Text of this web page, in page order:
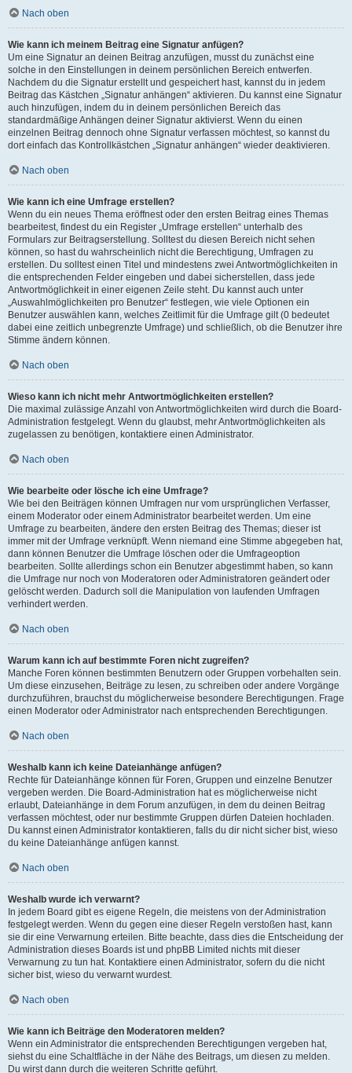
Nach oben
Wie kann ich meinem Beitrag eine Signatur anfügen?
Um eine Signatur an deinen Beitrag anzufügen, musst du zunächst eine
solche in den Einstellungen in deinem persönlichen Bereich entwerfen.
Nachdem du die Signatur erstellt und gespeichert hast, kannst du in jedem
Beitrag das Kästchen „Signatur anhängen“ aktivieren. Du kannst eine Signatur
auch hinzufügen, indem du in deinem persönlichen Bereich das
standardmäßige Anhängen deiner Signatur aktivierst. Wenn du einen
einzelnen Beitrag dennoch ohne Signatur verfassen möchtest, so kannst du
dort einfach das Kontrollkästchen „Signatur anhängen“ wieder deaktivieren.
Nach oben
Wie kann ich eine Umfrage erstellen?
Wenn du ein neues Thema eröffnest oder den ersten Beitrag eines Themas
bearbeitest, findest du ein Register „Umfrage erstellen“ unterhalb des
Formulars zur Beitragserstellung. Solltest du diesen Bereich nicht sehen
können, so hast du wahrscheinlich nicht die Berechtigung, Umfragen zu
erstellen. Du solltest einen Titel und mindestens zwei Antwortmöglichkeiten in
die entsprechenden Felder eingeben und dabei sicherstellen, dass jede
Antwortmöglichkeit in einer eigenen Zeile steht. Du kannst auch unter
„Auswahlmöglichkeiten pro Benutzer“ festlegen, wie viele Optionen ein
Benutzer auswählen kann, welches Zeitlimit für die Umfrage gilt (0 bedeutet
dabei eine zeitlich unbegrenzte Umfrage) und schließlich, ob die Benutzer ihre
Stimme ändern können.
Nach oben
Wieso kann ich nicht mehr Antwortmöglichkeiten erstellen?
Die maximal zulässige Anzahl von Antwortmöglichkeiten wird durch die Board-
Administration festgelegt. Wenn du glaubst, mehr Antwortmöglichkeiten als
zugelassen zu benötigen, kontaktiere einen Administrator.
Nach oben
Wie bearbeite oder lösche ich eine Umfrage?
Wie bei den Beiträgen können Umfragen nur vom ursprünglichen Verfasser,
einem Moderator oder einem Administrator bearbeitet werden. Um eine
Umfrage zu bearbeiten, ändere den ersten Beitrag des Themas; dieser ist
immer mit der Umfrage verknüpft. Wenn niemand eine Stimme abgegeben hat,
dann können Benutzer die Umfrage löschen oder die Umfrageoption
bearbeiten. Sollte allerdings schon ein Benutzer abgestimmt haben, so kann
die Umfrage nur noch von Moderatoren oder Administratoren geändert oder
gelöscht werden. Dadurch soll die Manipulation von laufenden Umfragen
verhindert werden.
Nach oben
Warum kann ich auf bestimmte Foren nicht zugreifen?
Manche Foren können bestimmten Benutzern oder Gruppen vorbehalten sein.
Um diese einzusehen, Beiträge zu lesen, zu schreiben oder andere Vorgänge
durchzuführen, brauchst du möglicherweise besondere Berechtigungen. Frage
einen Moderator oder Administrator nach entsprechenden Berechtigungen.
Nach oben
Weshalb kann ich keine Dateianhänge anfügen?
Rechte für Dateianhänge können für Foren, Gruppen und einzelne Benutzer
vergeben werden. Die Board-Administration hat es möglicherweise nicht
erlaubt, Dateianhänge in dem Forum anzufügen, in dem du deinen Beitrag
verfassen möchtest, oder nur bestimmte Gruppen dürfen Dateien hochladen.
Du kannst einen Administrator kontaktieren, falls du dir nicht sicher bist, wieso
du keine Dateianhänge anfügen kannst.
Nach oben
Weshalb wurde ich verwarnt?
In jedem Board gibt es eigene Regeln, die meistens von der Administration
festgelegt werden. Wenn du gegen eine dieser Regeln verstoßen hast, kann
sie dir eine Verwarnung erteilen. Bitte beachte, dass dies die Entscheidung der
Administration dieses Boards ist und phpBB Limited nichts mit dieser
Verwarnung zu tun hat. Kontaktiere einen Administrator, sofern du die nicht
sicher bist, wieso du verwarnt wurdest.
Nach oben
Wie kann ich Beiträge den Moderatoren melden?
Wenn ein Administrator die entsprechenden Berechtigungen vergeben hat,
siehst du eine Schaltfläche in der Nähe des Beitrags, um diesen zu melden.
Du wirst dann durch die weiteren Schritte geführt.